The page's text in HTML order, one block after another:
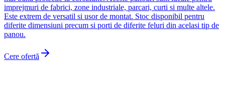
imprejmuri de fabrici, zone industriale, parcari, curti si multe altele.
Este extrem de versatil si usor de montat. Stoc disponibil pentru
diferite dimensiuni precum si porti de diferite feluri din acelasi tip de
panou.
Cere ofertă